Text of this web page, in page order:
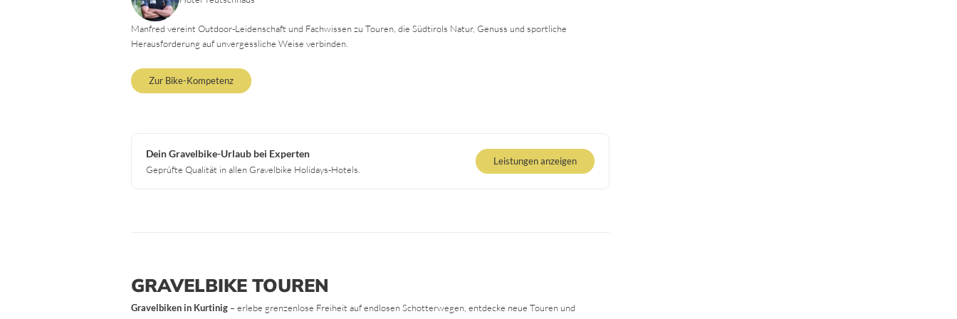
Manfred vereint Outdoor-Leidenschaft und Fachwissen zu Touren, die Südtirols Natur, Genuss und sportliche
Herausforderung auf unvergessliche Weise verbinden.
Zur Bike-Kompetenz
Dein Gravelbike-Urlaub bei Experten
Geprüfte Qualität in allen Gravelbike Holidays-Hotels.
Leistungen anzeigen
GRAVELBIKE TOUREN
Gravelbiken in Kurtinig – erlebe grenzenlose Freiheit auf endlosen Schotterwegen, entdecke neue Touren und